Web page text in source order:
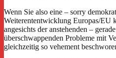
Wenn Sie also eine – sorry
Weiterententwicklung Europas/EU
angesichts der anstehenden –
überschwappenden Probleme mit
gleichzeitig so vehement